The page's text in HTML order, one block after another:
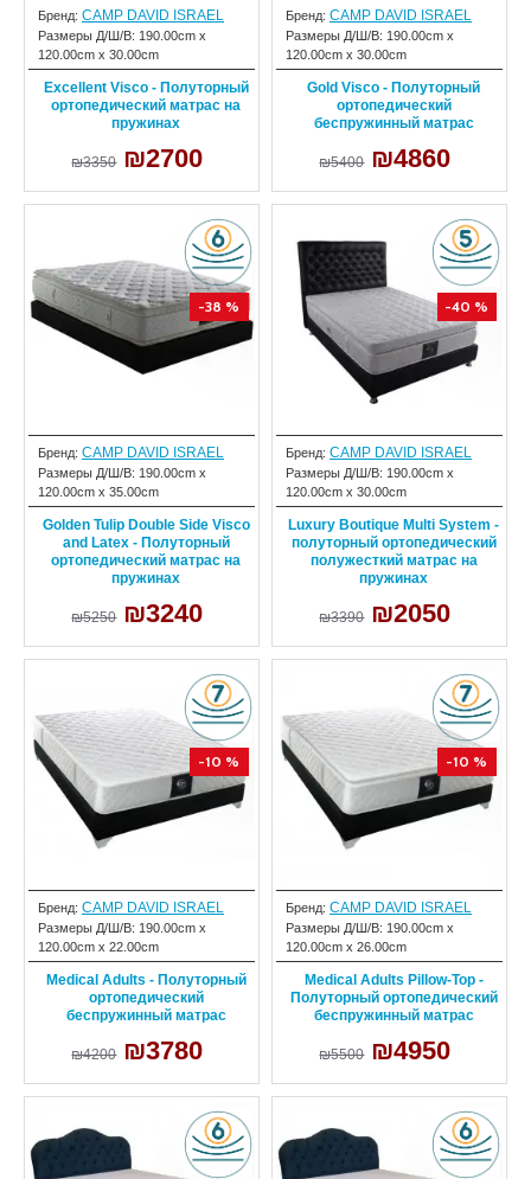
Бренд: CAMP DAVID ISRAEL
Размеры Д/Ш/В: 190.00cm x
120.00cm x 30.00cm
Excellent Visco - Полуторный
ортопедический матрас на
пружинах
₪3350 ₪2700
Бренд: CAMP DAVID ISRAEL
Размеры Д/Ш/В: 190.00cm x
120.00cm x 30.00cm
Gold Visco - Полуторный
ортопедический
беспружинный матрас
₪5400 ₪4860
-38 %
Бренд: CAMP DAVID ISRAEL
Размеры Д/Ш/В: 190.00cm x
120.00cm x 35.00cm
Golden Tulip Double Side Visco
and Latex - Полуторный
ортопедический матрас на
пружинах
₪5250 ₪3240
-40 %
Бренд: CAMP DAVID ISRAEL
Размеры Д/Ш/В: 190.00cm x
120.00cm x 30.00cm
Luxury Boutique Multi System -
полуторный ортопедический
полужесткий матрас на
пружинах
₪3390 ₪2050
-10 %
Бренд: CAMP DAVID ISRAEL
Размеры Д/Ш/В: 190.00cm x
120.00cm x 22.00cm
Medical Adults - Полуторный
ортопедический
беспружинный матрас
₪4200 ₪3780
-10 %
Бренд: CAMP DAVID ISRAEL
Размеры Д/Ш/В: 190.00cm x
120.00cm x 26.00cm
Medical Adults Pillow-Top -
Полуторный ортопедический
беспружинный матрас
₪5500 ₪4950